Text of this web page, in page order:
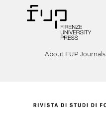
About FUP Journals